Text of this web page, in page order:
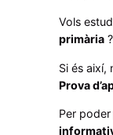
X
r
a
Vols
primària ?
Si és
Prova
Per